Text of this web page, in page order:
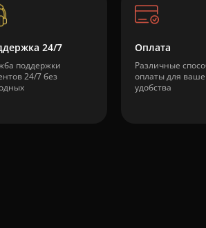
24/7
поддержки
24/7 без
Оплата
Различные
оплаты для
удобства